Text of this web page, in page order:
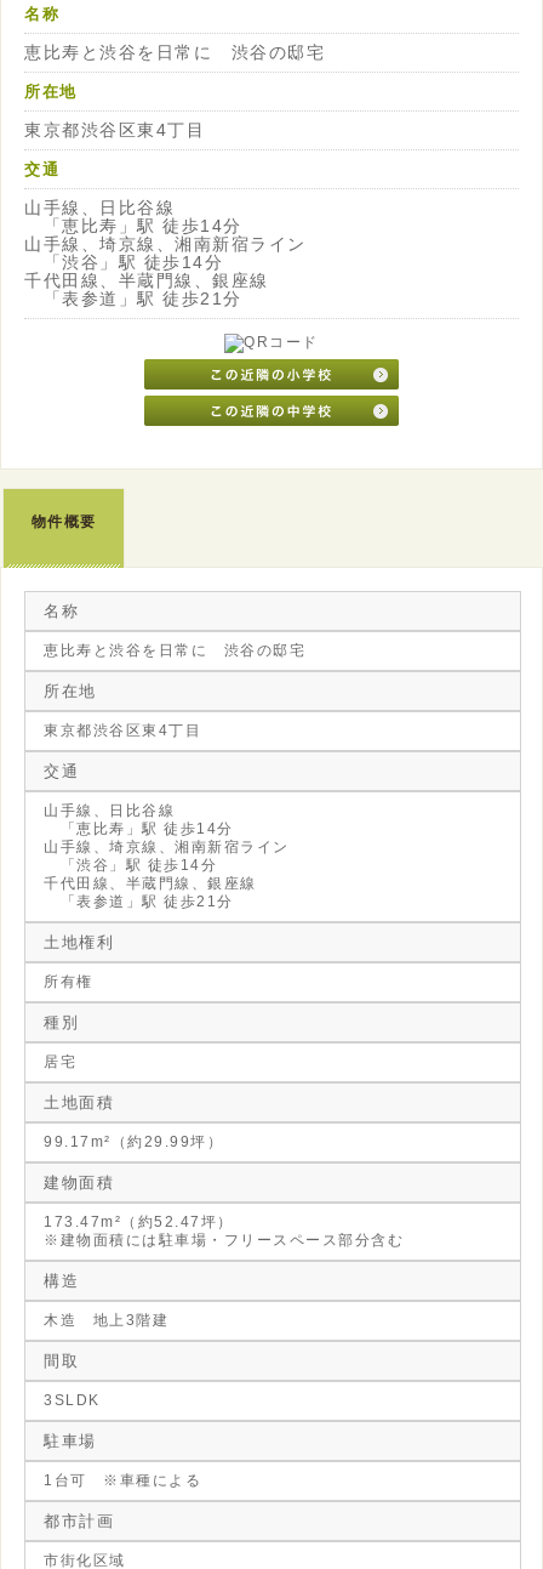
名称
恵比寿と渋谷を日常に 渋谷の邸宅
所在地
東京都渋谷区東4丁目
交通
山手線、日比谷線
「恵比寿」駅 徒歩14分
山手線、埼京線、湘南新宿ライン
「渋谷」駅 徒歩14分
千代田線、半蔵門線、銀座線
「表参道」駅 徒歩21分
物件概要
名称
恵比寿と渋谷を日常に 渋谷の邸宅
所在地
東京都渋谷区東4丁目
交通
山手線、日比谷線
「恵比寿」駅 徒歩14分
山手線、埼京線、湘南新宿ライン
「渋谷」駅 徒歩14分
千代田線、半蔵門線、銀座線
「表参道」駅 徒歩21分
土地権利
所有権
種別
居宅
土地面積
99.17m²（約29.99坪）
建物面積
173.47m²（約52.47坪）
※建物面積には駐車場・フリースペース部分含む
構造
木造 地上3階建
間取
3SLDK
駐車場
1台可 ※車種による
都市計画
市街化区域